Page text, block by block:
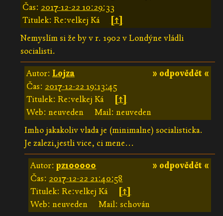
Čas: 2017-12-22 10:29:33
Titulek: Re:velkej Ká
[↑]
Nemyslím si že by v r. 1902 v Londýne vládli
socialisti.
» odpovědět «
Autor: Lojza
Čas: 2017-12-22 19:13:45
Titulek: Re:velkej Ká
[↑]
Web: neuveden
Mail: neuveden
Imho jakakoliv vlada je (minimalne) socialisticka.
Je zalezi,jestli vice, ci mene...
» odpovědět «
Autor:pz100000
Čas: 2017-12-22 21:40:58
Titulek: Re:velkej Ká
[↑]
Web: neuveden
Mail: schován